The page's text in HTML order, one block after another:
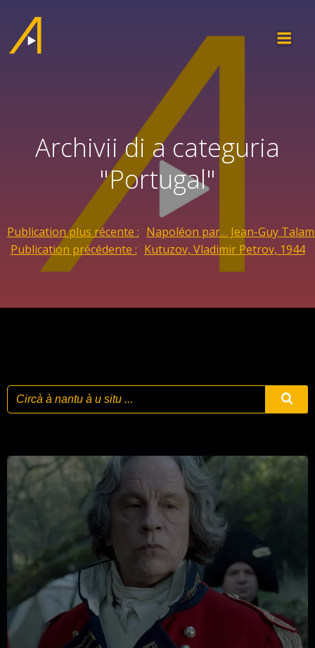
Archivii di a categuria
"Portugal"
Publication plus récente : Napoléon par… Jean-Guy
Publication précédente : Kutuzov, Vladimir Petrov, 1944